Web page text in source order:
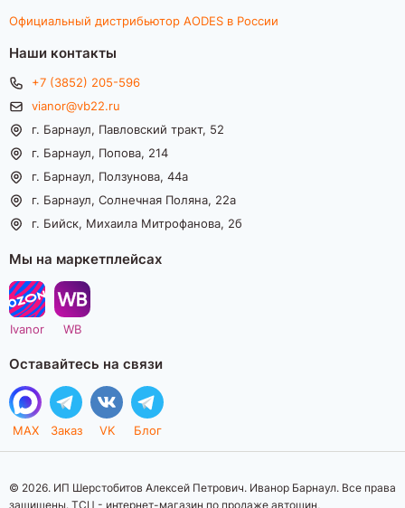
Официальный дистрибьютор AODES в России
Наши контакты
+7 (3852) 205-596
vianor@vb22.ru
г. Барнаул, Павловский тракт, 52
г. Барнаул, Попова, 214
г. Барнаул, Ползунова, 44а
г. Барнаул, Солнечная Поляна, 22а
г. Бийск, Михаила Митрофанова, 2б
Мы на маркетплейсах
Ivanor WB
Оставайтесь на связи
MAX Заказ VK Блог
© 2026. ИП Шерстобитов Алексей Петрович. Иванор Барнаул. Все права
защищены. ТСЦ - интернет-магазин по продаже автошин,